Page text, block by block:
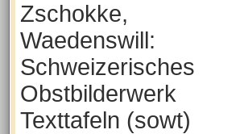
Zschokke,
Waedenswill:
Schweizerisches
Obstbilderwerk
Texttafeln (sowt)